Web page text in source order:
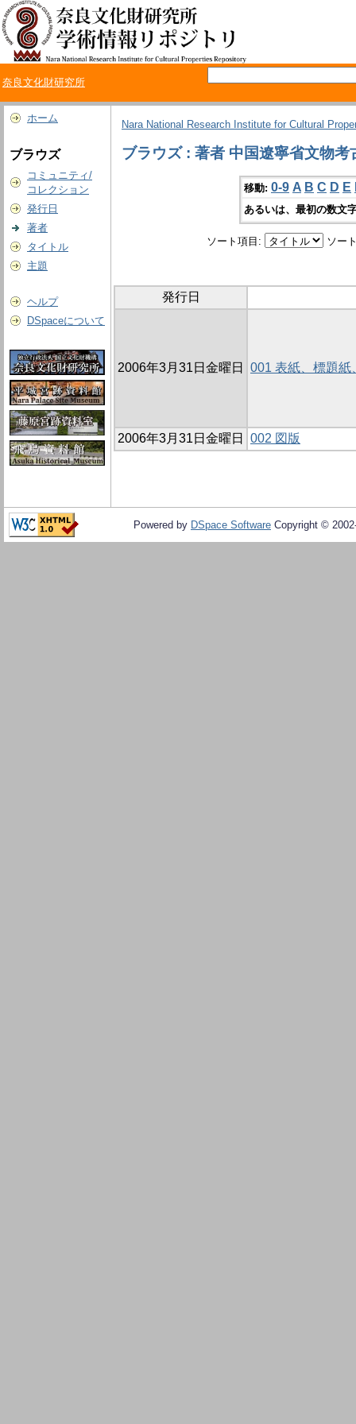
奈良文化財研究所
ホーム
ブラウズ
コミュニティ/
コレクション
発行日
著者
タイトル
主題
ヘルプ
DSpaceについて
Nara National Research Institute for Cultural
ブラウズ : 著者 中国遼寧省文物考
移動: 0-9 A B C D E
あるいは、最初の数文
ソート項目: ソー
発行日
2006年3月31日金曜日 001 表紙、標題紙
2006年3月31日金曜日 002 図版
Powered by DSpace Software Copyright ©